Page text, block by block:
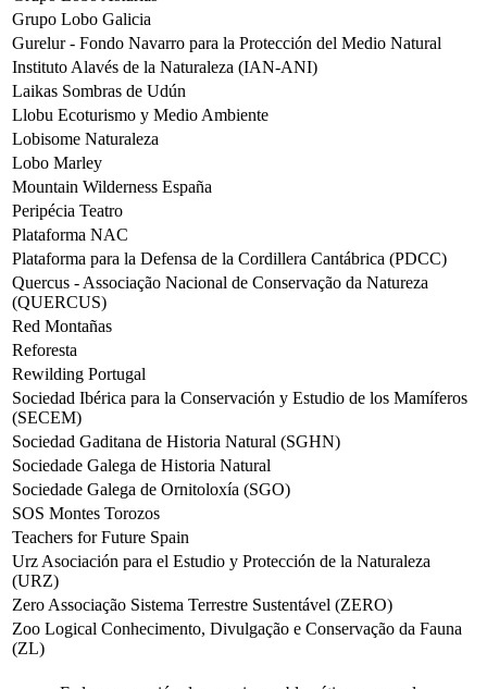
Grupo Lobo Galicia
Gurelur - Fondo Navarro para la Protección del Medio Natural
Instituto Alavés de la Naturaleza (IAN-ANI)
Laikas Sombras de Udún
Llobu Ecoturismo y Medio Ambiente
Lobisome Naturaleza
Lobo Marley
Mountain Wilderness España
Peripécia Teatro
Plataforma NAC
Plataforma para la Defensa de la Cordillera Cantábrica (PDCC)
Quercus - Associação Nacional de Conservação da Natureza
(QUERCUS)
Red Montañas
Reforesta
Rewilding Portugal
Sociedad Ibérica para la Conservación y Estudio de los Mamíferos
(SECEM)
Sociedad Gaditana de Historia Natural (SGHN)
Sociedade Galega de Historia Natural
Sociedade Galega de Ornitoloxía (SGO)
SOS Montes Torozos
Teachers for Future Spain
Urz Asociación para el Estudio y Protección de la Naturaleza
(URZ)
Zero Associação Sistema Terrestre Sustentável (ZERO)
Zoo Logical Conhecimento, Divulgação e Conservação da Fauna
(ZL)